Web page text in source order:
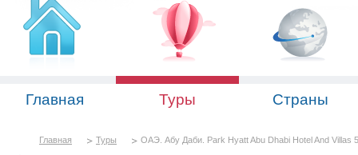
Главная Туры Страны
Главная Туры ОАЭ. Абу Даби. Park Hyatt Abu Dhabi Hotel And Villas